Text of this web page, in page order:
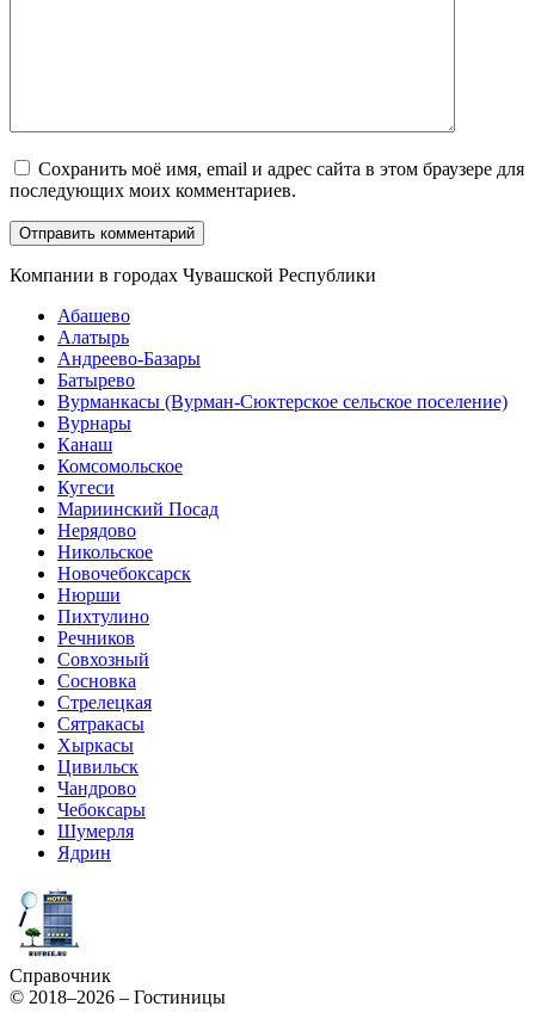
Сохранить моё имя, email и адрес сайта в этом браузере для
последующих моих комментариев.
Компании в городах Чувашской Республики
Абашево
Алатырь
Андреево-Базары
Батырево
Вурманкасы (Вурман-Сюктерское сельское поселение)
Вурнары
Канаш
Комсомольское
Кугеси
Мариинский Посад
Нерядово
Никольское
Новочебоксарск
Нюрши
Пихтулино
Речников
Совхозный
Сосновка
Стрелецкая
Сятракасы
Хыркасы
Цивильск
Чандрово
Чебоксары
Шумерля
Ядрин
Справочник
© 2018–2026 – Гостиницы